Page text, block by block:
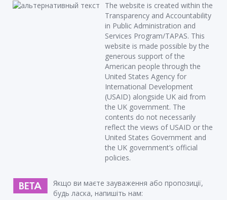
The website is created within the
Transparency and Accountability
in Public Administration and
Services Program/TAPAS. This
website is made possible by the
generous support of the
American people through the
United States Agency for
International Development
(USAID) alongside UK aid from
the UK government. The
contents do not necessarily
reflect the views of USAID or the
United States Government and
the UK government’s official
policies.
Якщо ви маєте зауваження або пропозиції,
будь ласка, напишіть нам: